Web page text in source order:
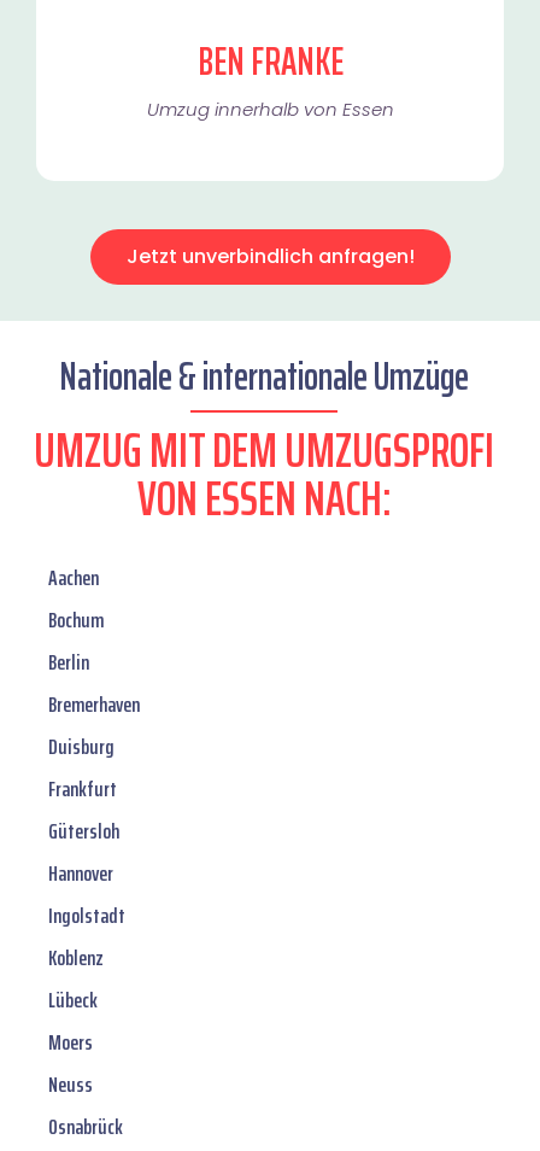
BEN FRANKE
Umzug innerhalb von Essen​
Jetzt unverbindlich anfragen!
Nationale & internationale Umzüge
UMZUG MIT DEM UMZUGSPROFI
VON ESSEN NACH:
Aachen
Bochum
Berlin
Bremerhaven
Duisburg
Frankfurt
Gütersloh
Hannover
Ingolstadt
Koblenz
Lübeck
Moers
Neuss
Osnabrück